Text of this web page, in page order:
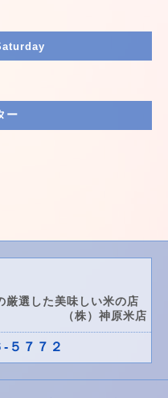
ー
厳選した美味しい米の店
（株）神原米店
５７７２